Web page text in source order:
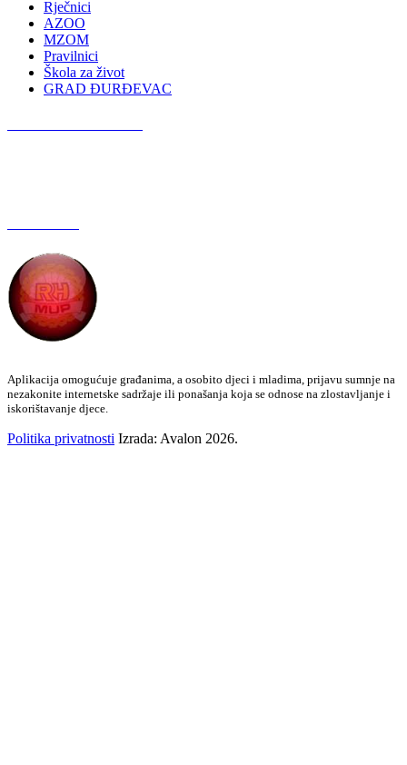
Rječnici
AZOO
MZOM
Pravilnici
Škola za život
GRAD ĐURĐEVAC
Aplikacija omogućuje građanima, a osobito djeci i mladima, prijavu sumnje na
nezakonite internetske sadržaje ili ponašanja koja se odnose na zlostavljanje i
iskorištavanje djece.
Politika privatnosti Izrada: Avalon 2026.